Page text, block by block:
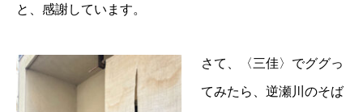
と、感謝しています。
さて、〈三佳〉でググっ
てみたら、逆瀬川のそば